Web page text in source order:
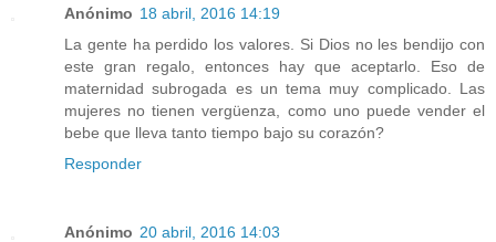
Anónimo 18 abril, 2016 14:19
La gente ha perdido los valores. Si Dios no les bendijo con
este gran regalo, entonces hay que aceptarlo. Eso de
maternidad subrogada es un tema muy complicado. Las
mujeres no tienen vergüenza, como uno puede vender el
bebe que lleva tanto tiempo bajo su corazón?
Responder
Anónimo 20 abril, 2016 14:03